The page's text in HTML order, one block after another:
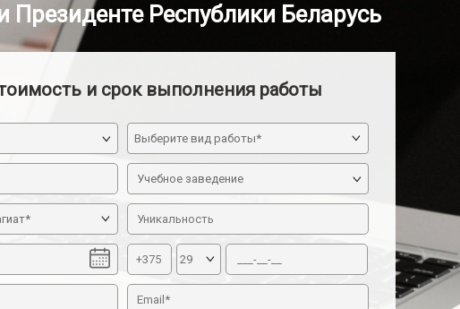
Республики Беларусь
и срок выполнения работы
Учебное заведение